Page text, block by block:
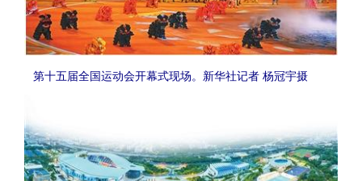
第十五届全国运动会开幕式现场。新华社记者 杨冠宇摄